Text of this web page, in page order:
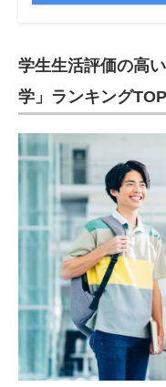
学生生活評価の高
学」ランキング